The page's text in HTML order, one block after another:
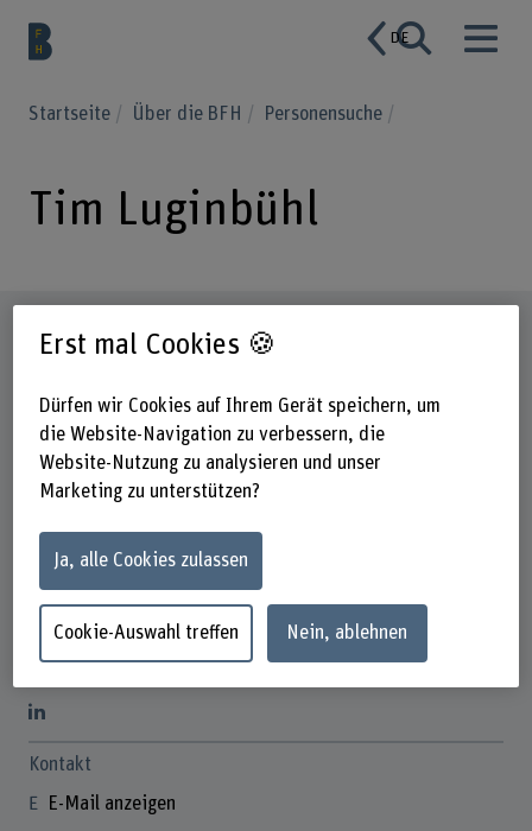
DE
Startseite Über die BFH Personensuche
Tim Luginbühl
Steckbrief
Tim Luginbühl
Lehrbeauftragte/r
Kontakt
E-Mail anzeigen
Erst mal Cookies 🍪
Dürfen wir Cookies auf Ihrem Gerät speichern, um
die Website-Navigation zu verbessern, die
Website-Nutzung zu analysieren und unser
Marketing zu unterstützen?
Ja, alle Cookies zulassen
Cookie-Auswahl treffen Nein, ablehnen